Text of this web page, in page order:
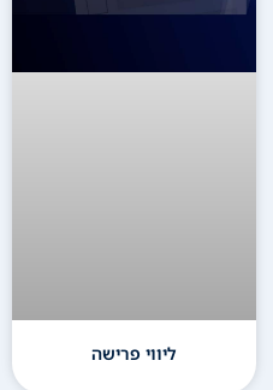
ליווי פרישה